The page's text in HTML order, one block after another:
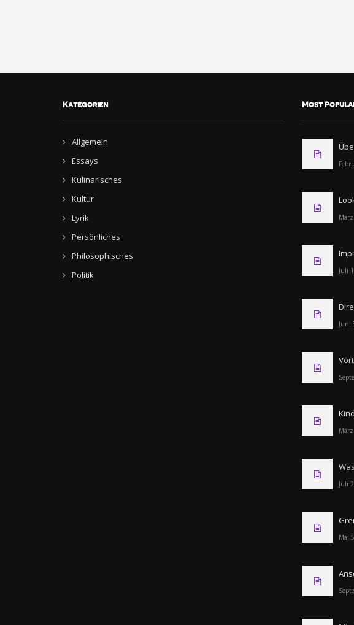
Kategorien
Allgemein
Essays
Kulinarisches
Kultur
Lyrik
Persönliches
Philosophisches
Politik
Most
Juli
Juni
Juli
Mai 5